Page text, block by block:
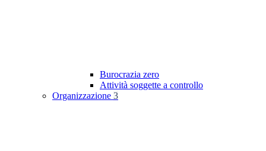
Burocrazia zero
Attività soggette a controllo
Organizzazione 3